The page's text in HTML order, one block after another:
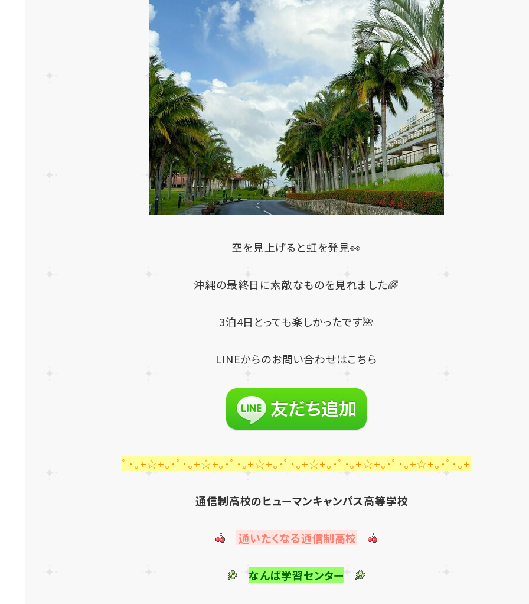
空を見上げると虹を発見👀
沖縄の最終日に素敵なものを見れました🌈
3泊4日とっても楽しかったです🌺
LINEからのお問い合わせはこちら
ﾟ･｡+☆+｡･ﾟ･｡+☆+｡･ﾟ･｡+☆+｡･ﾟ･｡+☆+｡･ﾟ･｡+☆+｡･ﾟ･｡+☆+｡･ﾟ･｡+
通信制高校のヒューマンキャンパス高等学校
通いたくなる通信制高校
なんば学習センター